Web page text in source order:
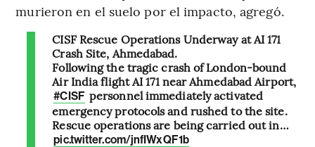
murieron en el suelo por el impacto, agregó.
CISF Rescue Operations Underway at AI 171
Crash Site, Ahmedabad.
Following the tragic crash of London-bound
Air India flight AI 171 near Ahmedabad Airport,
#CISF personnel immediately activated
emergency protocols and rushed to the site.
Rescue operations are being carried out in…
pic.twitter.com/jnfIWxQF1b